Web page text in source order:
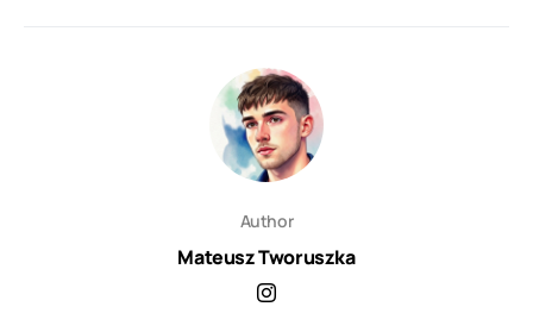
Author
Mateusz Tworuszka